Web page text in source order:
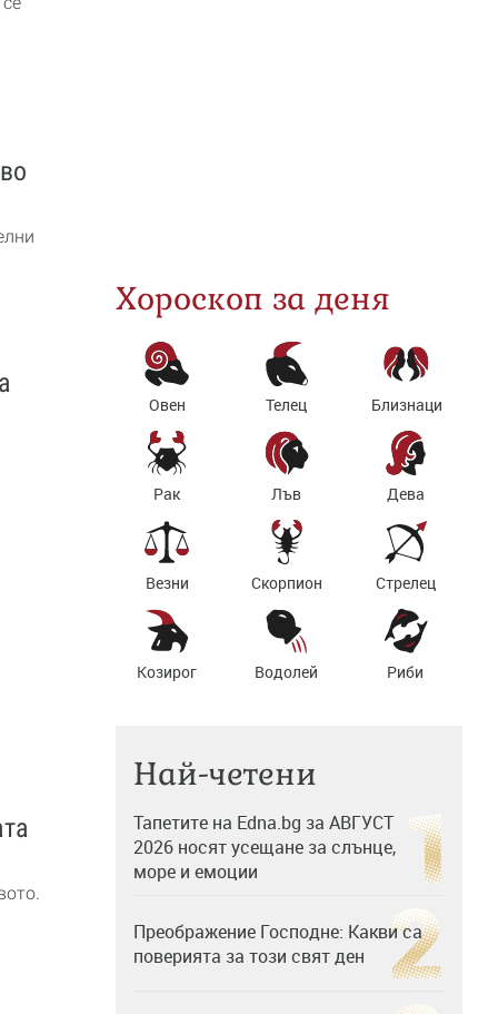
Хороскоп за деня
Овен Телец Близнаци
Рак Лъв Дева
Везни Скорпион Стрелец
Козирог Водолей Риби
Най-четени
Тапетите на Edna.bg за АВГУСТ
2026 носят усещане за слънце,
море и емоции
Преображение Господне: Какви са
поверията за този свят ден